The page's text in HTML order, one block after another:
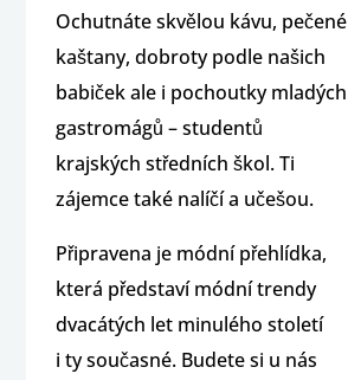
Ochutnáte skvělou kávu, pečené
kaštany, dobroty podle našich
babiček ale i pochoutky mladých
gastromágů – studentů
krajských středních škol. Ti
zájemce také nalíčí a učešou.
Připravena je módní přehlídka,
která představí módní trendy
dvacátých let minulého století
i ty současné. Budete si u nás